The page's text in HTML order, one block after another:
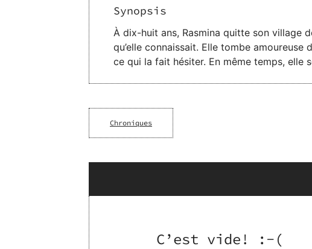
Synopsis
À dix-huit ans, Rasmina quitte son village
qu’elle connaissait. Elle tombe amoureuse
ce qui la fait hésiter. En même temps, elle
Chroniques
C’est vide! :-(